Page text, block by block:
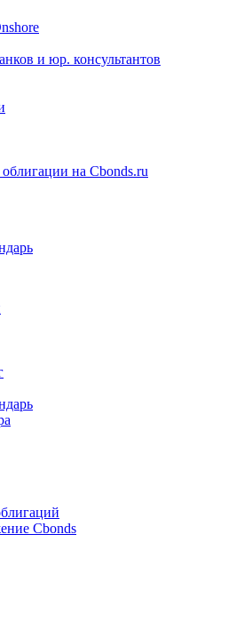
и юр. консультантов
на Cbonds.ru
Cbonds